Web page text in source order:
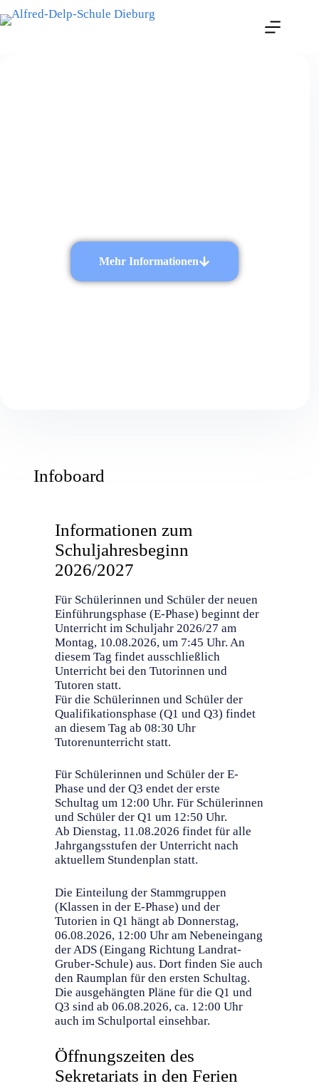
Mehr Informationen
Infoboard
Informationen zum
Schuljahresbeginn
2026/2027
Für Schülerinnen und Schüler der neuen
Einführungsphase (E-Phase) beginnt der
Unterricht im Schuljahr 2026/27 am
Montag, 10.08.2026, um 7:45 Uhr. An
diesem Tag findet ausschließlich
Unterricht bei den Tutorinnen und
Tutoren statt.
Für die Schülerinnen und Schüler der
Qualifikationsphase (Q1 und Q3) findet
an diesem Tag ab 08:30 Uhr
Tutorenunterricht statt.
Für Schülerinnen und Schüler der E-
Phase und der Q3 endet der erste
Schultag um 12:00 Uhr. Für Schülerinnen
und Schüler der Q1 um 12:50 Uhr.
Ab Dienstag, 11.08.2026 findet für alle
Jahrgangsstufen der Unterricht nach
aktuellem Stundenplan statt.
Die Einteilung der Stammgruppen
(Klassen in der E-Phase) und der
Tutorien in Q1 hängt ab Donnerstag,
06.08.2026, 12:00 Uhr am Nebeneingang
der ADS (Eingang Richtung Landrat-
Gruber-Schule) aus. Dort finden Sie auch
den Raumplan für den ersten Schultag.
Die ausgehängten Pläne für die Q1 und
Q3 sind ab 06.08.2026, ca. 12:00 Uhr
auch im Schulportal einsehbar.
Öffnungszeiten des
Sekretariats in den Ferien